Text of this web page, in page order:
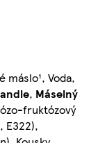
máslo¹, Voda,
, Máselný
fruktózový
E322),